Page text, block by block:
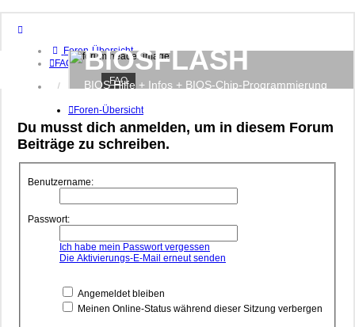
Foren-Übersicht
FAQ
Anmelden
BIOSFLASH
BIOS Hilfe + Infos + BIOS-Chip-Programmierung
FAQ
Foren-Übersicht
Du musst dich anmelden, um in diesem Forum
Beiträge zu schreiben.
Benutzername:
Passwort:
Ich habe mein Passwort vergessen
Die Aktivierungs-E-Mail erneut senden
Angemeldet bleiben
Meinen Online-Status während dieser Sitzung verbergen